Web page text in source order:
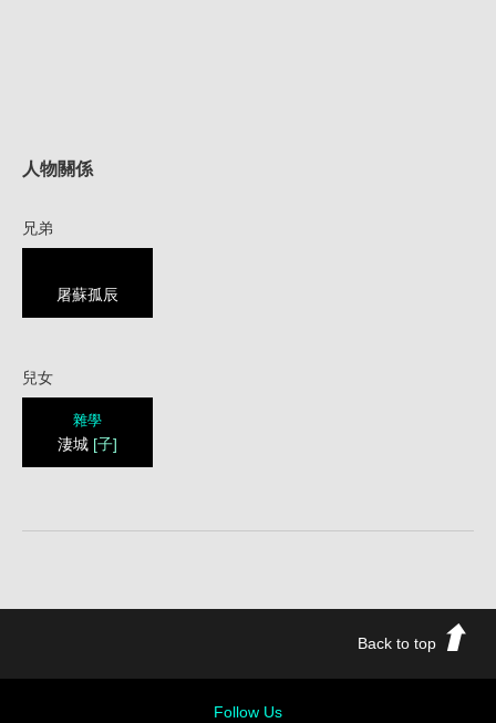
人物關係
兄弟
屠蘇孤辰
兒女
雜學
淒城 [子]
Back to top
Follow Us